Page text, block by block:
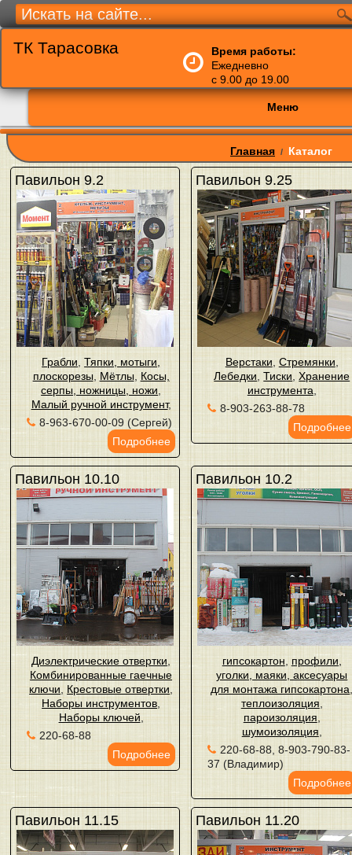
ТК Тарасовка
Время работы:
Ежедневно
с 9.00 до 19.00
Меню
Главная / Каталог
Павильон 9.2
Грабли ,Тяпки, мотыги,
плоскорезы, Мётлы,Косы,
серпы, ножницы, ножи
Малый ручной инструмент,
8-963-670-00-09 (Сергей)
Подробнее
Павильон 9.25
Верстаки Стремянки
Лебедки ,Тиски ,Хранение
инструмента
8-903-263-88-78
Подробнее
Павильон 10.10
Диэлектрические отвертки
Комбинированные гаечные
ключи
Крестовые отвертки
Наборы инструментов
Наборы ключей
220-68-88
Подробнее
Павильон 10.2
гипсокартон
профили,
уголки, маяки, аксесуары
для монтажа гипсокартона
теплоизоляция
пароизоляция
шумоизоляция
220-68-88, 8-903-790-83-
37 (Владимир)
Подробнее
Павильон 11.15 Павильон 11.20